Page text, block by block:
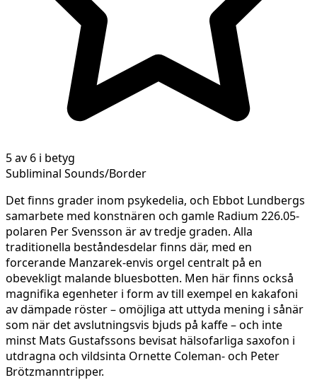
5 av 6 i betyg
Subliminal Sounds/Border
Det finns grader inom psykedelia, och Ebbot Lundbergs
samarbete med konstnären och gamle Radium 226.05-
polaren Per Svensson är av tredje graden. Alla
traditionella beståndesdelar finns där, med en
forcerande Manzarek-envis orgel centralt på en
obevekligt malande bluesbotten. Men här finns också
magnifika egenheter i form av till exempel en kakafoni
av dämpade röster – omöjliga att uttyda mening i sånär
som när det avslutningsvis bjuds på kaffe – och inte
minst Mats Gustafssons bevisat hälsofarliga saxofon i
utdragna och vildsinta Ornette Coleman- och Peter
Brötzmanntripper.